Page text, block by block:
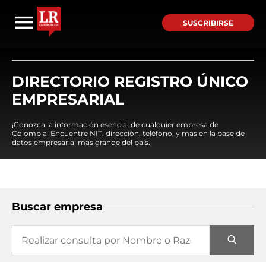
SUSCRIBIRSE
DIRECTORIO REGISTRO ÚNICO
EMPRESARIAL
¡Conozca la información esencial de cualquier empresa de
Colombia! Encuentre NIT, dirección, teléfono, y mas en la base de
datos empresarial mas grande del país.
Buscar empresa